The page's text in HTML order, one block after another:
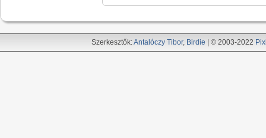
Szerkesztők:Antalóczy Tibor, Birdie | © 2003-2022